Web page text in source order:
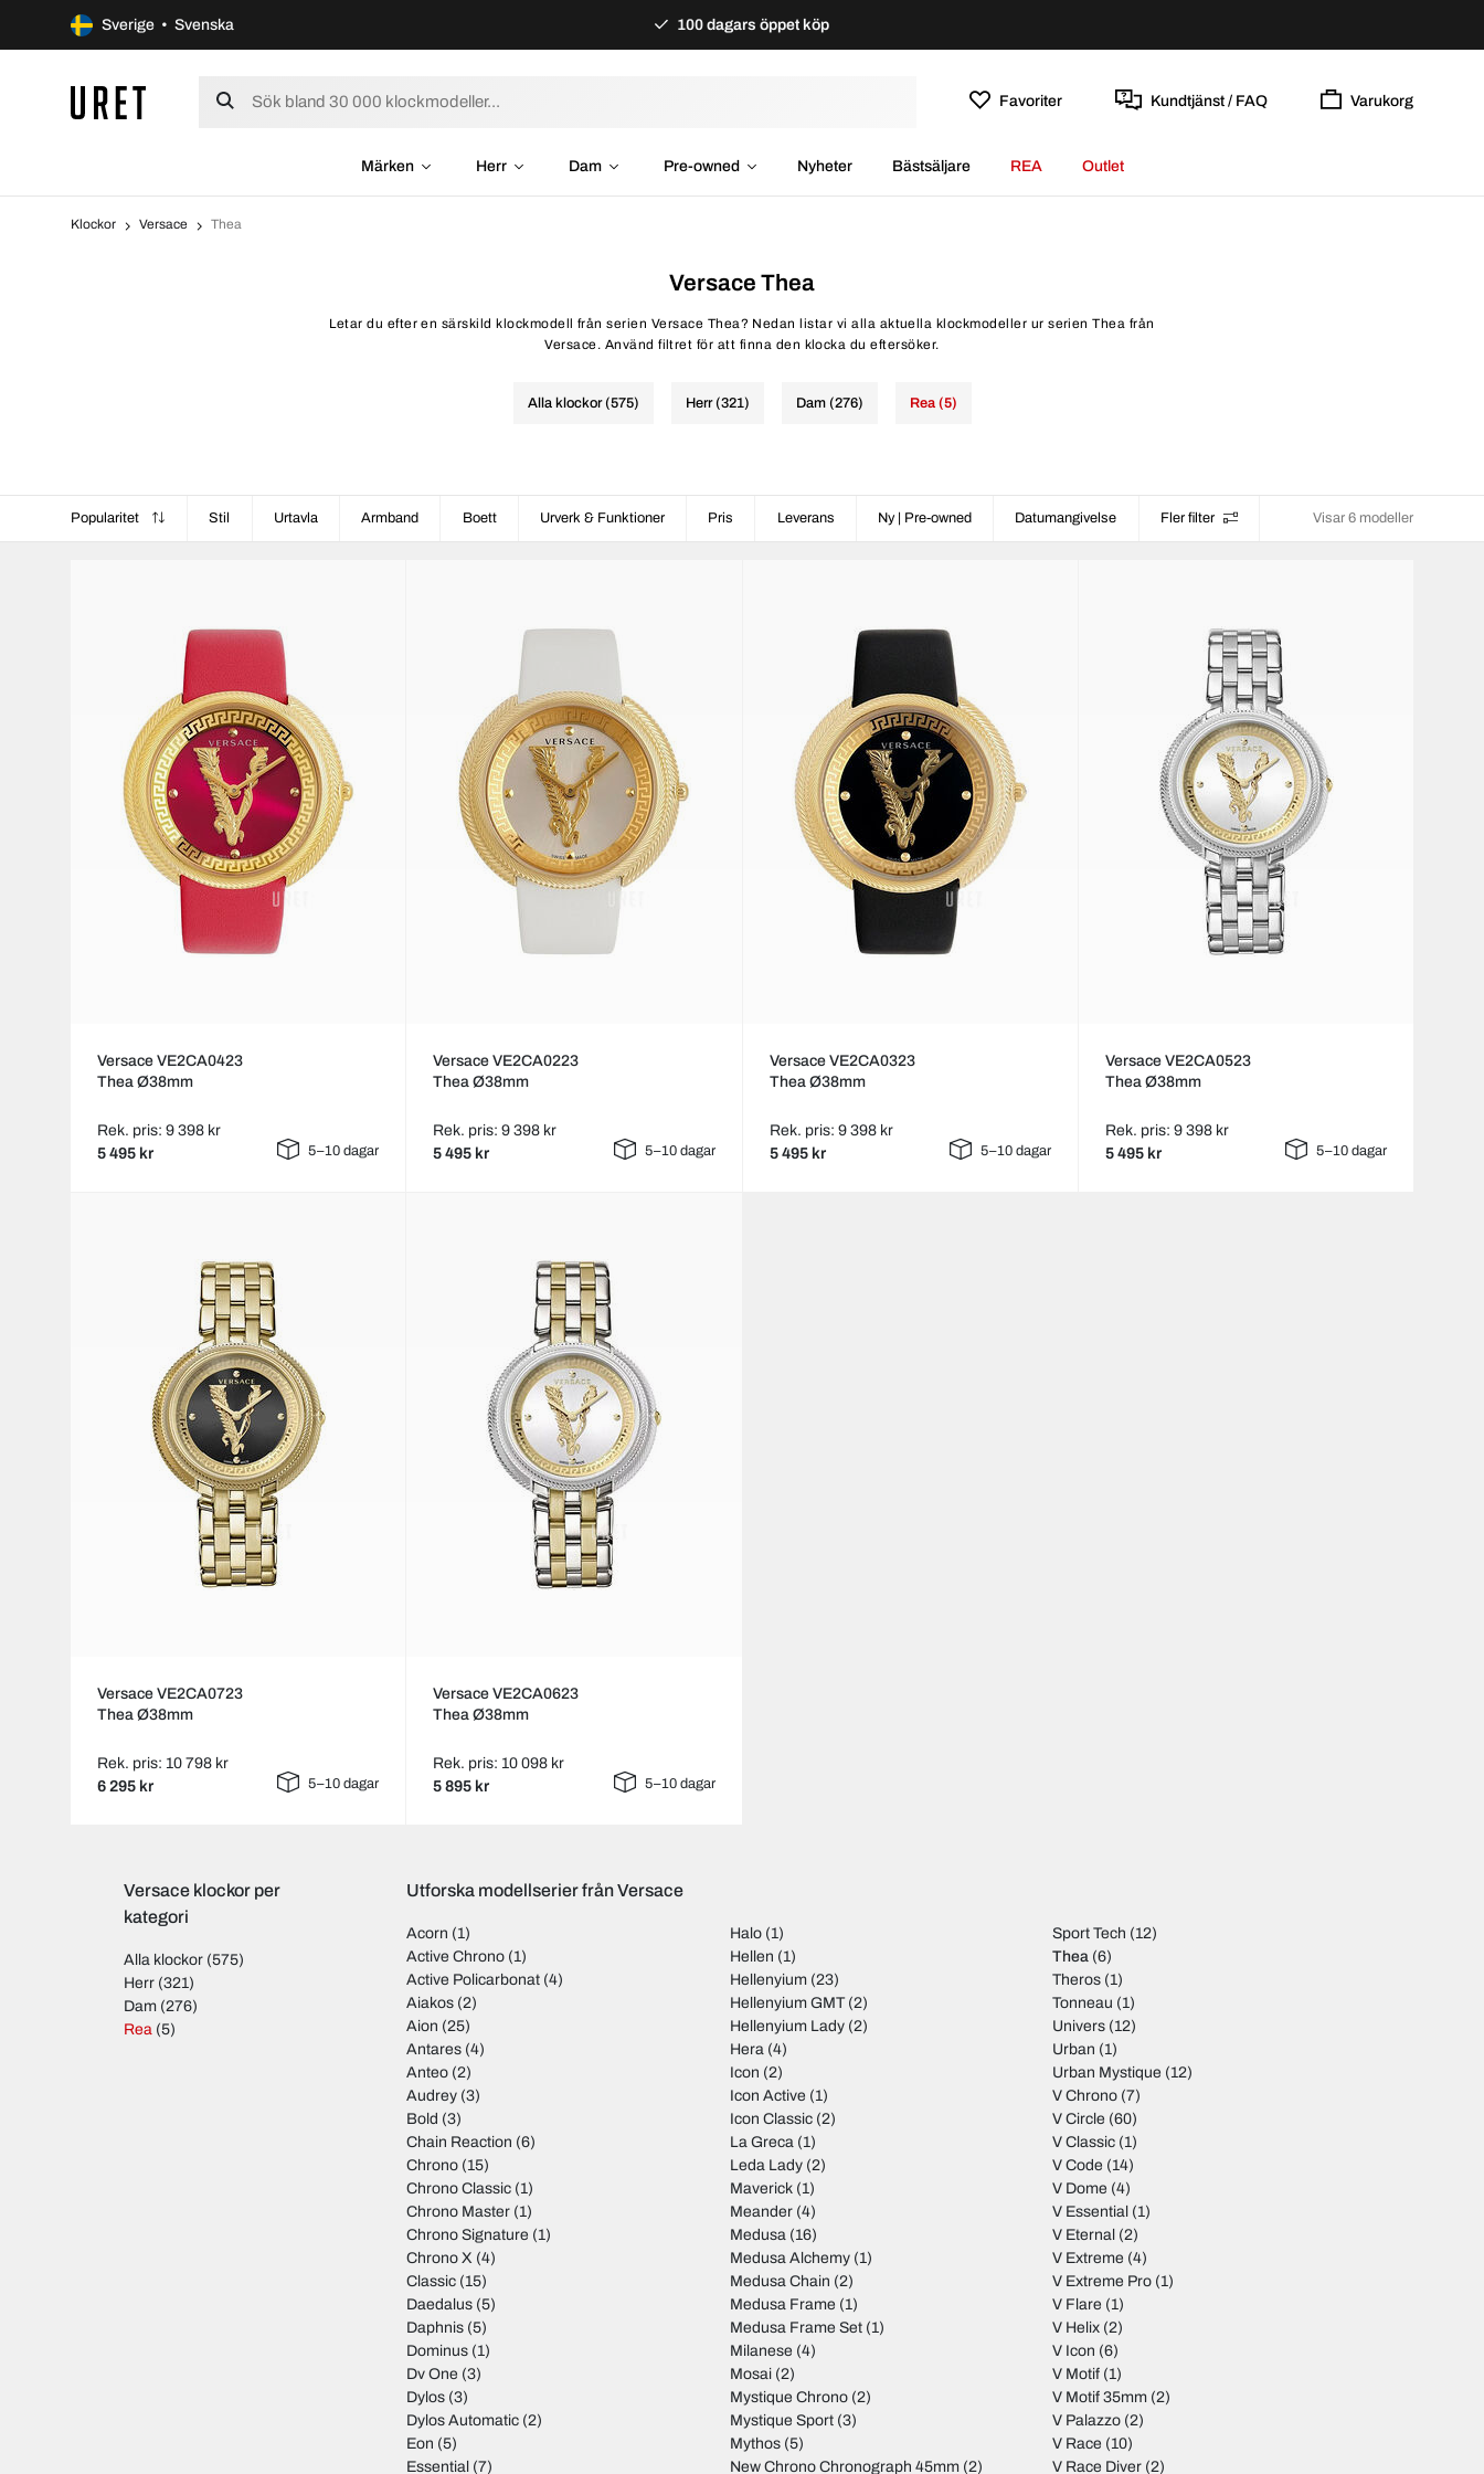
Sverige • Svenska 100 dagars öppet köp
Favoriter Kundtjänst / FAQ Varukorg
Märken Herr Dam Pre-owned Nyheter Bästsäljare REA Outlet
Klockor Versace Thea
Versace Thea
Letar du efter en särskild klockmodell från serien Versace Thea? Nedan listar vi alla aktuella klockmodeller ur serien Thea från
Versace. Använd filtret för att finna den klocka du eftersöker.
Alla klockor (575) Herr (321) Dam (276) Rea (5)
Popularitet Stil Urtavla Armband Boett Urverk & Funktioner Pris Leverans Ny | Pre-owned Datumangivelse Fler filter Visar 6 modeller
Versace VE2CA0423
Thea Ø38mm
Rek. pris: 9 398 kr
5 495 kr 5–10 dagar
Versace VE2CA0223
Thea Ø38mm
Rek. pris: 9 398 kr
5 495 kr 5–10 dagar
Versace VE2CA0323
Thea Ø38mm
Rek. pris: 9 398 kr
5 495 kr 5–10 dagar
Versace VE2CA0523
Thea Ø38mm
Rek. pris: 9 398 kr
5 495 kr 5–10 dagar
Versace VE2CA0723
Thea Ø38mm
Rek. pris: 10 798 kr
6 295 kr 5–10 dagar
Versace VE2CA0623
Thea Ø38mm
Rek. pris: 10 098 kr
5 895 kr 5–10 dagar
Versace klockor per
kategori
Alla klockor (575)
Herr (321)
Dam (276)
Rea (5)
Utforska modellserier från Versace
Acorn (1)
Active Chrono (1)
Active Policarbonat (4)
Aiakos (2)
Aion (25)
Antares (4)
Anteo (2)
Audrey (3)
Bold (3)
Chain Reaction (6)
Chrono (15)
Chrono Classic (1)
Chrono Master (1)
Chrono Signature (1)
Chrono X (4)
Classic (15)
Daedalus (5)
Daphnis (5)
Dominus (1)
Dv One (3)
Dylos (3)
Dylos Automatic (2)
Eon (5)
Essential (7)
Halo(1)
Hellen (1)
Hellenyium(23)
Hellenyium GMT(2)
Hellenyium Lady(2)
Hera(4)
Icon (2)
Icon Active (1)
Icon Classic(2)
La Greca(1)
Leda Lady(2)
Maverick(1)
Meander(4)
Medusa(16)
Medusa Alchemy(1)
Medusa Chain (2)
Medusa Frame (1)
Medusa Frame Set(1)
Milanese (4)
Mosai(2)
Mystique Chrono(2)
Mystique Sport(3)
Mythos(5)
New Chrono Chronograph 45mm(2)
Sport Tech (12)
Thea (6)
Theros (1)
Tonneau (1)
Univers (12)
Urban (1)
Urban Mystique (12)
V Chrono (7)
V Circle (60)
V Classic (1)
V Code (14)
V Dome (4)
V Essential (1)
V Eternal (2)
V Extreme (4)
V Extreme Pro (1)
V Flare (1)
V Helix (2)
V Icon (6)
V Motif (1)
V Motif 35mm (2)
V Palazzo (2)
V Race (10)
V Race Diver (2)